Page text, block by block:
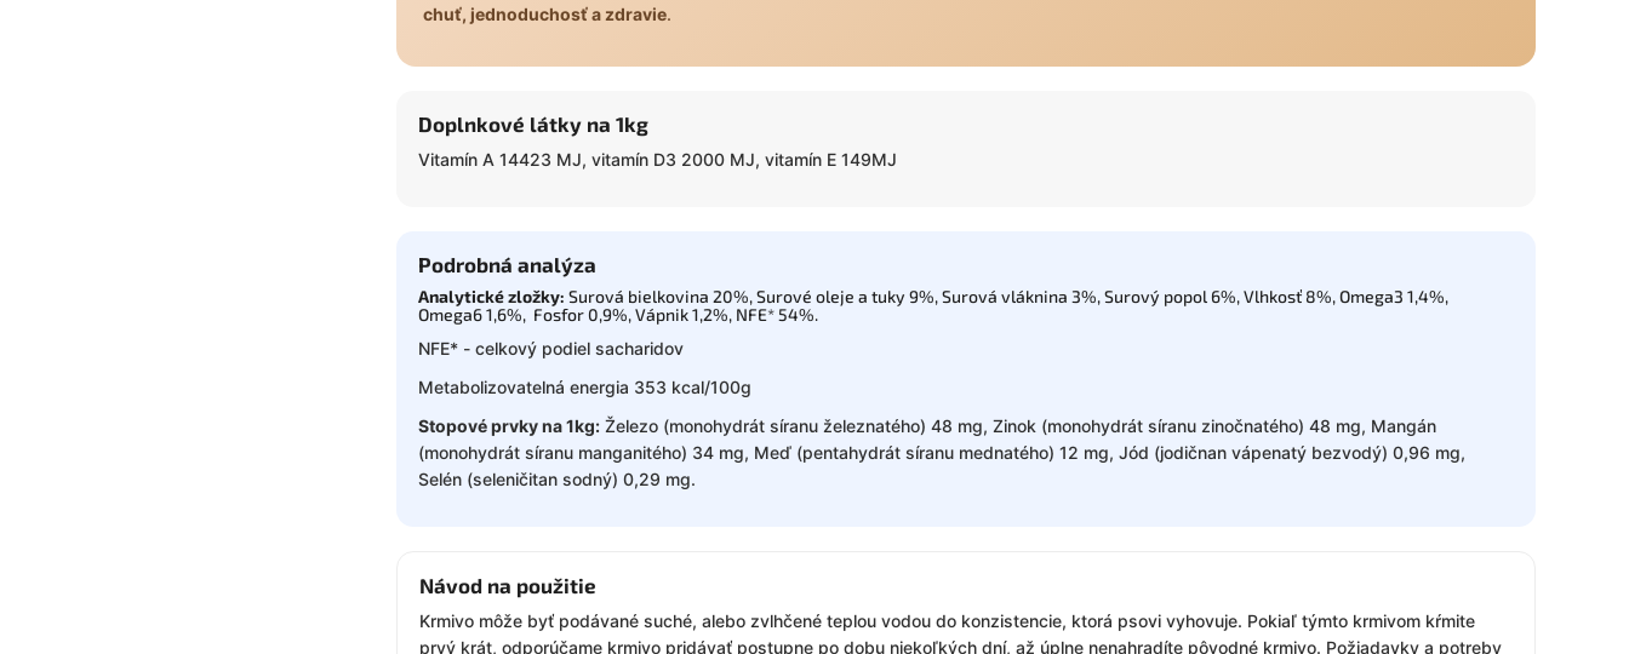
chuť, jednoduchosť a zdravie.
Doplnkové látky na 1kg
Vitamín A 14423 MJ, vitamín D3 2000 MJ, vitamín E 149MJ
Podrobná analýza
Analytické zložky:Surová bielkovina 20%, Surové oleje a tuky 9%, Surová vláknina 3%, Surový popol 6%, Vlhkosť 8%, Omega3 1,4%,
Omega6 1,6%, Fosfor 0,9%, Vápnik 1,2%, NFE* 54%.
NFE* - celkový podiel sacharidov
Metabolizovatelná energia 353 kcal/100g
Stopové prvky na 1kg: Železo (monohydrát síranu železnatého) 48 mg, Zinok (monohydrát síranu zinočnatého) 48 mg, Mangán
(monohydrát síranu manganitého) 34 mg, Meď (pentahydrát síranu mednatého) 12 mg, Jód (jodičnan vápenatý bezvodý) 0,96 mg,
Selén (seleničitan sodný) 0,29 mg.
Návod na použitie
Krmivo môže byť podávané suché, alebo zvlhčené teplou vodou do konzistencie, ktorá psovi vyhovuje. Pokiaľ týmto krmivom kŕmite
prvý krát, odporúčame krmivo pridávať postupne po dobu niekoľkých dní, až úplne nenahradíte pôvodné krmivo. Požiadavky a potreby